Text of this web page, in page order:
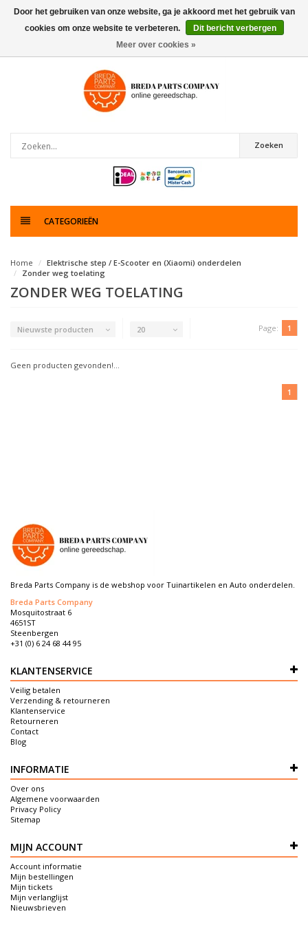
0artikelen
Zoeken
CATEGORIEËN
Home
Elektrische step / E-Scooter en (Xiaomi) onderdelen
Zonder weg toelating
ZONDER WEG TOELATING
Nieuwste producten 20 Page: 1
Geen producten gevonden!...
1
Breda Parts Company is de webshop voor Tuinartikelen en Auto onderdelen.
Breda Parts Company
Mosquitostraat 6
4651ST
Steenbergen
+31 (0) 6 24 68 44 95
KLANTENSERVICE
Veilig betalen
Verzending & retourneren
Klantenservice
Retourneren
Contact
Blog
INFORMATIE
Over ons
Algemene voorwaarden
Privacy Policy
Sitemap
MIJN ACCOUNT
Account informatie
Mijn bestellingen
Mijn tickets
Mijn verlanglijst
Nieuwsbrieven
Door het gebruiken van onze website, ga je akkoord met het gebruik van
cookies om onze website te verbeteren.
Dit bericht verbergen
Meer over cookies »